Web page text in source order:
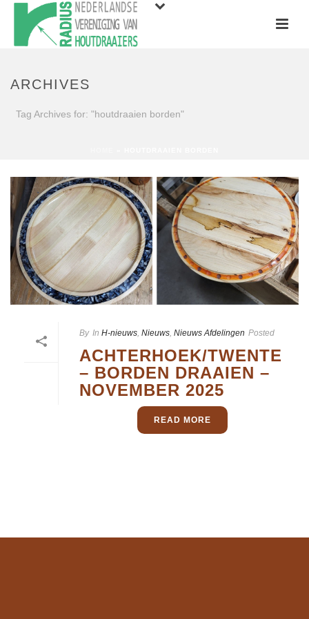
ARCHIVES
Tag Archives for: "houtdraaien borden"
By In H-nieuws Nieuws Nieuws Afdelingen Posted
ACHTERHOEK/TWENTE
– BORDEN DRAAIEN –
NOVEMBER 2025
READ MORE